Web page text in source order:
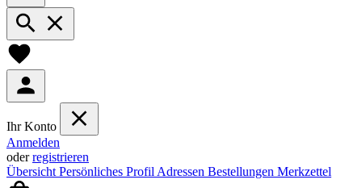
Ihr Konto
Anmelden
oderregistrieren
Übersicht Persönliches Profil Adressen Bestellungen Merkzettel